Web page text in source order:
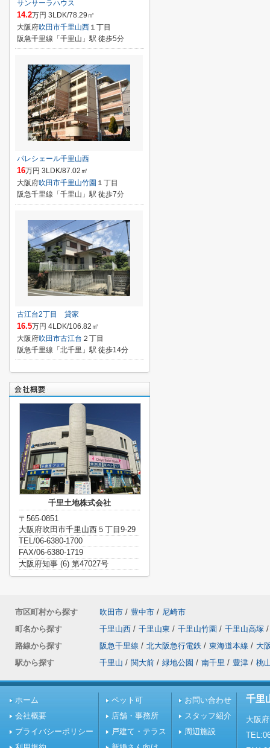
サンサーラハウス
14.2万円 3LDK/78.29㎡
大阪府吹田市千里山西 １丁目
阪急千里線「千里山」駅 徒歩5分
パレシェール千里山西
16万円 3LDK/87.02㎡
大阪府吹田市千里山竹園 １丁目
阪急千里線「千里山」駅 徒歩7分
古江台2丁目 貸家
16.5万円 4LDK/106.82㎡
大阪府吹田市古江台 ２丁目
阪急千里線「北千里」駅 徒歩14分
千里土地株式会社
〒565-0851
大阪府吹田市千里山西５丁目9-29
TEL/06-6380-1700
FAX/06-6380-1719
大阪府知事 (6) 第47027号
市区町村から探す 吹田市 / 豊中市 / 尼崎市
町名から探す
千里山西 / 千里山東 / 千里山竹園 / 千里山高塚 /
路線から探す
阪急千里線 / 北大阪急行電鉄 / 東海道本線 / 大
駅から探す
千里山 / 関大前 / 緑地公園 / 南千里 / 豊津 / 桃
ホーム
会社概要
プライバシーポリシー
ペット可
店舗・事務所
戸建て・テラス
お問い合わせ
スタッフ紹介
周辺施設
千里
大阪